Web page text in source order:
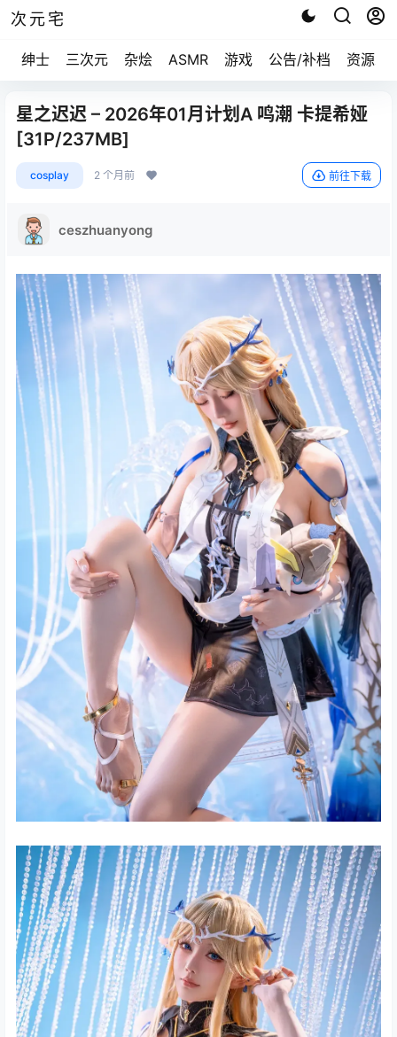
次元宅
绅士 三次元 杂烩 ASMR 游戏 公告/补档 资源求
星之迟迟 – 2026年01月计划A 鸣潮 卡提希娅
[31P/237MB]
cosplay 2 个月前 前往下载
ceszhuanyong